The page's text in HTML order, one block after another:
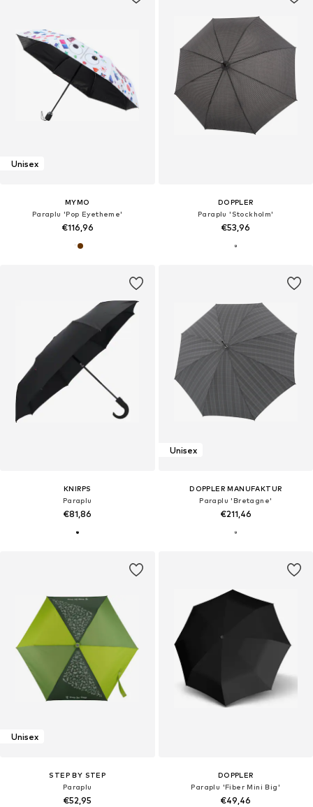
Unisex
MYMO
Paraplu 'Pop Eyetheme'
€116,96
DOPPLER
Paraplu 'Stockholm'
€53,96
KNIRPS
Paraplu
€81,86
Unisex
DOPPLER MANUFAKTUR
Paraplu 'Bretagne'
€211,46
Unisex
STEP BY STEP
Paraplu
€52,95
DOPPLER
Paraplu 'Fiber Mini Big'
€49,46